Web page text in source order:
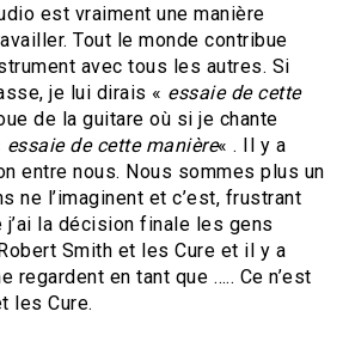
est vraiment une manière
Tout le monde contribue
avec tous les autres. Si
je lui dirais « essaie de cette
de la guitare où si je chante
essaie de cette manière« . Il y a
entre nous. Nous sommes plus un
ne l’imaginent et c’est, frustrant
j’ai la décision finale les gens
Smith et les Cure et il y a
regardent en tant que ….. Ce n’est
les Cure.